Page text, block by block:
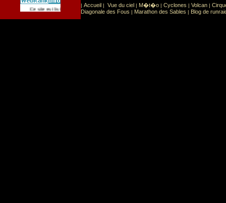
Ce site est list� dans la cat�gorie Sport: Sports extr�mes
| Accueil | Vue du ciel | M�t�o | Cyclones | Volcan |
Diagonale des Fous | Marathon des Sables | Blog de